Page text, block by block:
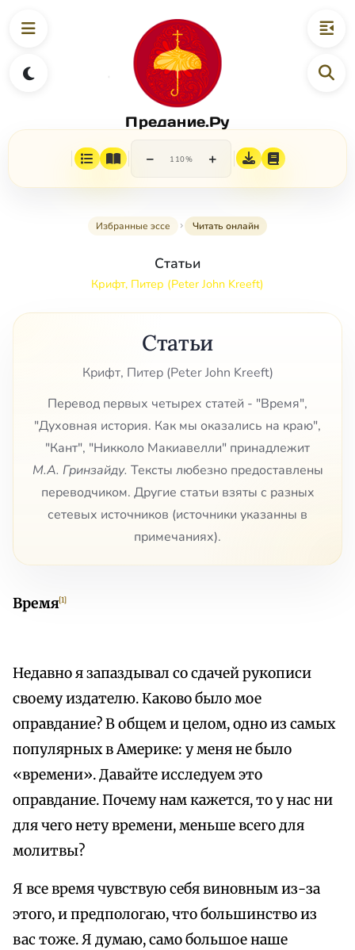
Предание.Ру
− 110% +
Избранные эссе Читать онлайн
Статьи
Крифт, Питер (Peter John Kreeft)
Статьи
Крифт, Питер (Peter John Kreeft)
Перевод первых четырех статей - "Время",
"Духовная история. Как мы оказались на краю",
"Кант", "Никколо Макиавелли" принадлежит
М.А. Гринзайду. Тексты любезно предоставлены
переводчиком. Другие статьи взяты с разных
сетевых источников (источники указанны в
примечаниях).
Время[1]
Недавно я запаздывал со сдачей рукописи
своему издателю. Каково было мое
оправдание? В общем и целом, одно из самых
популярных в Америке: у меня не было
«времени». Давайте исследуем это
оправдание. Почему нам кажется, то у нас ни
для чего нету времени, меньше всего для
молитвы?
Я все время чувствую себя виновным из-за
этого, и предпологаю, что большинство из
вас тоже. Я думаю, само большое наше